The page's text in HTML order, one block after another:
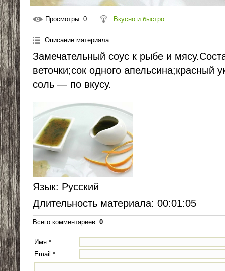
Просмотры: 0 Вкусно и быстро
Описание материала:
Замечательный соус к рыбе и
веточки;сок одного апельсина;красный
соль — по вкусу.
Язык: Русский
Длительность материала: 00:01:05
Всего комментариев: 0
Имя *:
Email *: